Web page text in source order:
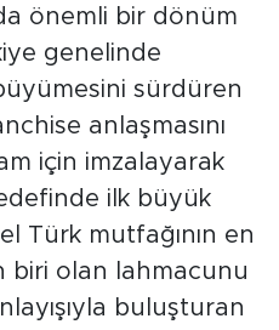
önemli bir dönüm
genelinde
sürdüren
anlaşmasını
için imzalayarak
ilk büyük
Türk mutfağının en
biri olan lahmacunu
buluşturan